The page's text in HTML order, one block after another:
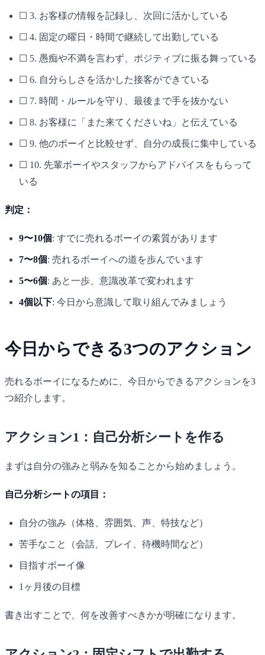
☐ 3. お客様の情報を記録し、次回に活かしている
☐ 4. 固定の曜日・時間で継続して出勤している
☐ 5. 愚痴や不満を言わず、ポジティブに振る舞っている
☐ 6. 自分らしさを活かした接客ができている
☐ 7. 時間・ルールを守り、最後まで手を抜かない
☐ 8. お客様に「また来てくださいね」と伝えている
☐ 9. 他のボーイと比較せず、自分の成長に集中している
☐ 10. 先輩ボーイやスタッフからアドバイスをもらって
いる
判定：
9〜10個: すでに売れるボーイの素質があります
7〜8個: 売れるボーイへの道を歩んでいます
5〜6個: あと一歩、意識改革で変われます
4個以下: 今日から意識して取り組んでみましょう
今日からできる3つのアクション
売れるボーイになるために、今日からできるアクションを3
つ紹介します。
アクション1：自己分析シートを作る
まずは自分の強みと弱みを知ることから始めましょう。
自己分析シートの項目：
自分の強み（体格、雰囲気、声、特技など）
苦手なこと（会話、プレイ、待機時間など）
目指すボーイ像
1ヶ月後の目標
書き出すことで、何を改善すべきかが明確になります。